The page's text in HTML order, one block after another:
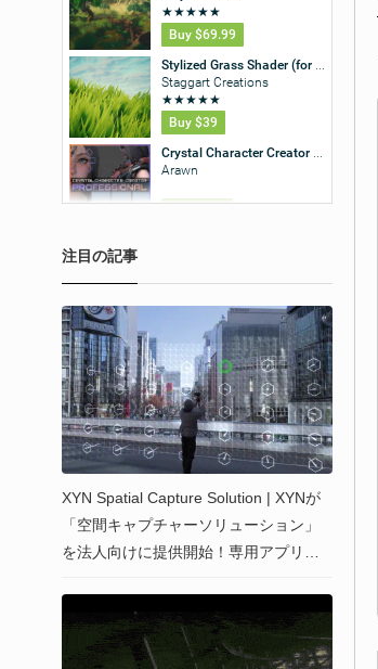
注目の記事
XYN Spatial Capture Solution | XYNが
「空間キャプチャーソリューション」
を法人向けに提供開始！専用アプリと
ンや映像／VFX制作向けに展開！